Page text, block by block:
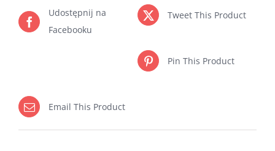
Udostępnij na
Facebooku
Tweet This Product
Pin This Product
Email This Product